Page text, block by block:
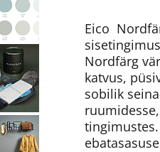
Eico
Nordfärg
katvus,
sobilik